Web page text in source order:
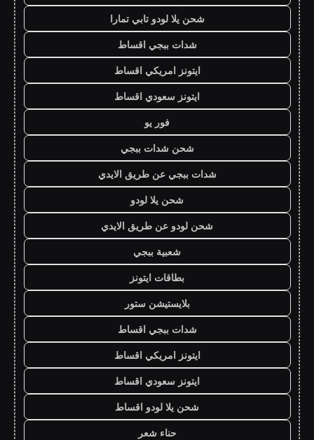
شحن يلا لودو تابي تمارا
شدات ببجي اقساط
ايتونز امريكي اقساط
ايتونز سعودي اقساط
فور يو
شحن شدات ببجي
شدات ببجي عن طريق الايدي
شحن يلا لودو
شحن لودو عن طريق الايدي
شعبية ببجي
بطاقات ايتونز
بلايستيشن ستور
شدات ببجي اقساط
ايتونز امريكي اقساط
ايتونز سعودي اقساط
شحن يلا لودو اقساط
حناء شعر